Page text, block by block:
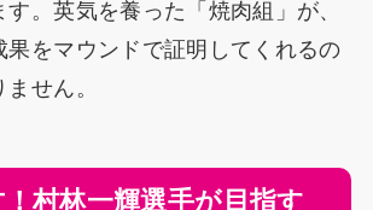
。英気を養った「焼肉組」が、
果をマウンドで証明してくれるの
せん。
村林一輝選手が目指す